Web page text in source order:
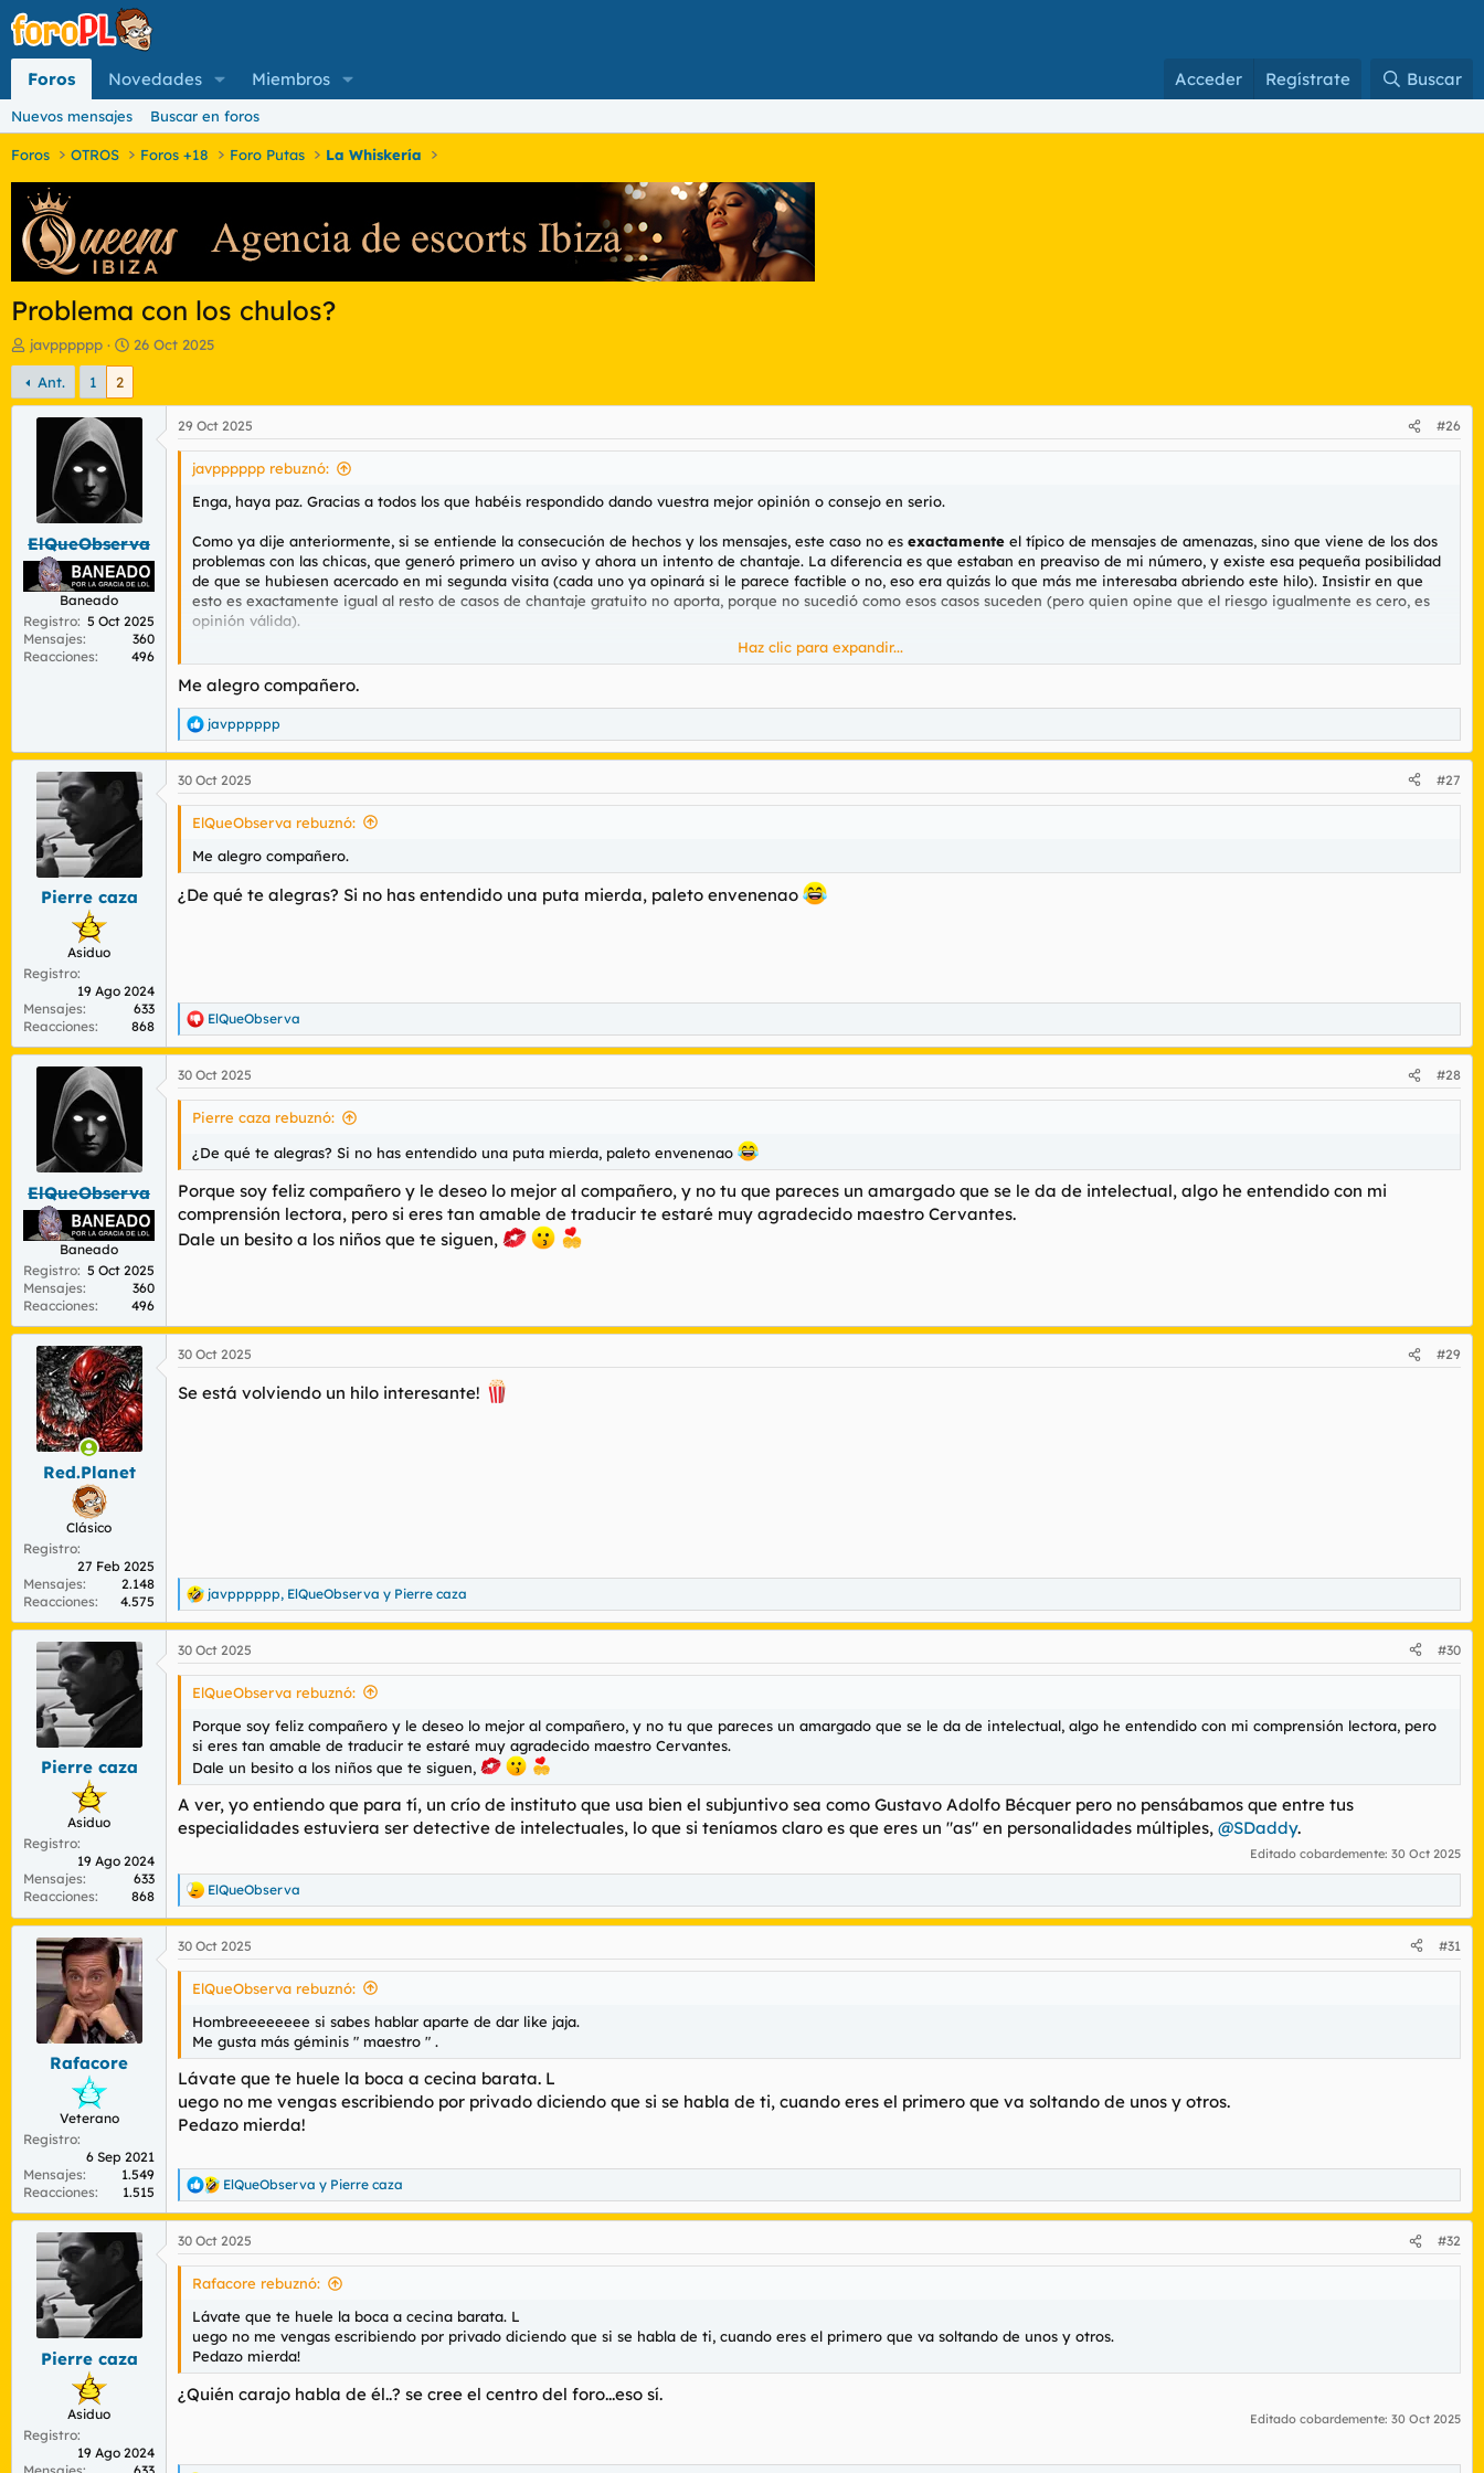
Foros Novedades Miembros Acceder Regístrate Buscar
Nuevos mensajes Buscar en foros
Foros OTROS Foros +18 Foro Putas La Whiskería
Problema con los chulos?
I
n
i
c
d
e
l
m
a
javpppppp
F
e
h
a
i
c
i
o
26 Oct 2025
Ant. 1 2
ElQueObserva
Baneado
Registro 5 Oct 2025
Mensajes
360
Reacciones
496
29 Oct 2025 #26
javpppppp rebuznó:
Enga, haya paz. Gracias a todos los que habéis respondido dando vuestra mejor opinión o consejo en serio.
Como ya dije anteriormente, si se entiende la consecución de hechos y los mensajes, este caso no es exactamente el típico de mensajes de amenazas, sino que viene de los dos
problemas con las chicas, que generó primero un aviso y ahora un intento de chantaje. La diferencia es que estaban en preaviso de mi número, y existe esa pequeña posibilidad
de que se hubiesen acercado en mi segunda visita (cada uno ya opinará si le parece factible o no, eso era quizás lo que más me interesaba abriendo este hilo). Insistir en que
esto es exactamente igual al resto de casos de chantaje gratuito no aporta, porque no sucedió como esos casos suceden (pero quien opine que el riesgo igualmente es cero, es
opinión válida).
Sea como sea, el primer día de acoso termina sin que parezca que muestren que tienen ningún dato de mi que les valga para exponerme y por lo tanto para chantajearme de
verdad (grabación en la calle, seguimiento al coche o seguimiento al domicilio). Espero que sigan con amenazas sin base y punto (supongo que así será, pero también me ha
extrañado que hayan esperado 5 días a contactarme).
Buena noche a todos.
Haz clic para expandir...
Me alegro compañero.
R
e
a
c
c
e
s
javpppppp
Pierre caza
Asiduo
Registro
19 Ago 2024
Mensajes
633
Reacciones
868
30 Oct 2025 #27
ElQueObserva rebuznó:
Me alegro compañero.
¿De qué te alegras? Si no has entendido una puta mierda, paleto envenenao
R
e
a
c
c
e
s
ElQueObserva
ElQueObserva
Baneado
Registro 5 Oct 2025
Mensajes
360
Reacciones
496
30 Oct 2025 #28
Pierre caza rebuznó:
¿De qué te alegras? Si no has entendido una puta mierda, paleto envenenao
Porque soy feliz compañero y le deseo lo mejor al compañero, y no tu que pareces un amargado que se le da de intelectual, algo he entendido con mi
comprensión lectora, pero si eres tan amable de traducir te estaré muy agradecido maestro Cervantes.
Dale un besito a los niños que te siguen,
Red.Planet
Clásico
Registro
27 Feb 2025
Mensajes
2.148
Reacciones
4.575
30 Oct 2025 #29
Se está volviendo un hilo interesante!
R
e
a
c
c
e
javpppppp, ElQueObserva y Pierre caza
Pierre caza
Asiduo
Registro
19 Ago 2024
Mensajes
633
Reacciones
868
30 Oct 2025 #30
ElQueObserva rebuznó:
Porque soy feliz compañero y le deseo lo mejor al compañero, y no tu que pareces un amargado que se le da de intelectual, algo he entendido con mi comprensión lectora, pero
si eres tan amable de traducir te estaré muy agradecido maestro Cervantes.
Dale un besito a los niños que te siguen,
A ver, yo entiendo que para tí, un crío de instituto que usa bien el subjuntivo sea como Gustavo Adolfo Bécquer pero no pensábamos que entre tus
especialidades estuviera ser detective de intelectuales, lo que si teníamos claro es que eres un "as" en personalidades múltiples, @SDaddy.
Editado cobardemente: 30 Oct 2025
R
e
a
c
c
s
ElQueObserva
Rafacore
Veterano
Registro
6 Sep 2021
Mensajes
1.549
Reacciones
1.515
30 Oct 2025 #31
ElQueObserva rebuznó:
Hombreeeeeeee si sabes hablar aparte de dar like jaja.
Me gusta más géminis " maestro " .
Lávate que te huele la boca a cecina barata. L
uego no me vengas escribiendo por privado diciendo que si se habla de ti, cuando eres el primero que va soltando de unos y otros.
Pedazo mierda!
R
e
a
c
c
ElQueObserva y Pierre caza
Pierre caza
Asiduo
Registro
19 Ago 2024
30 Oct 2025 #32
Rafacore rebuznó:
Lávate que te huele la boca a cecina barata. L
uego no me vengas escribiendo por privado diciendo que si se habla de ti, cuando eres el primero que va soltando de unos y otros.
Pedazo mierda!
¿Quién carajo habla de él..? se cree el centro del foro...eso sí.
Editado cobardemente: 30 Oct 2025